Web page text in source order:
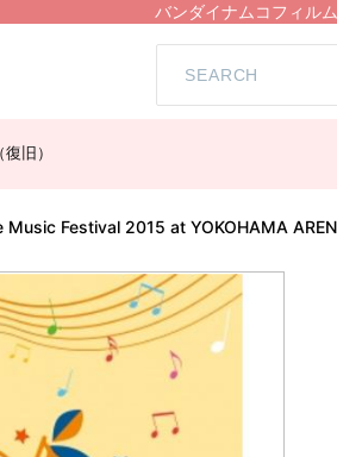
バンダイナムコフィル
旧）
Music Festival 2015 at YOKOHAMA